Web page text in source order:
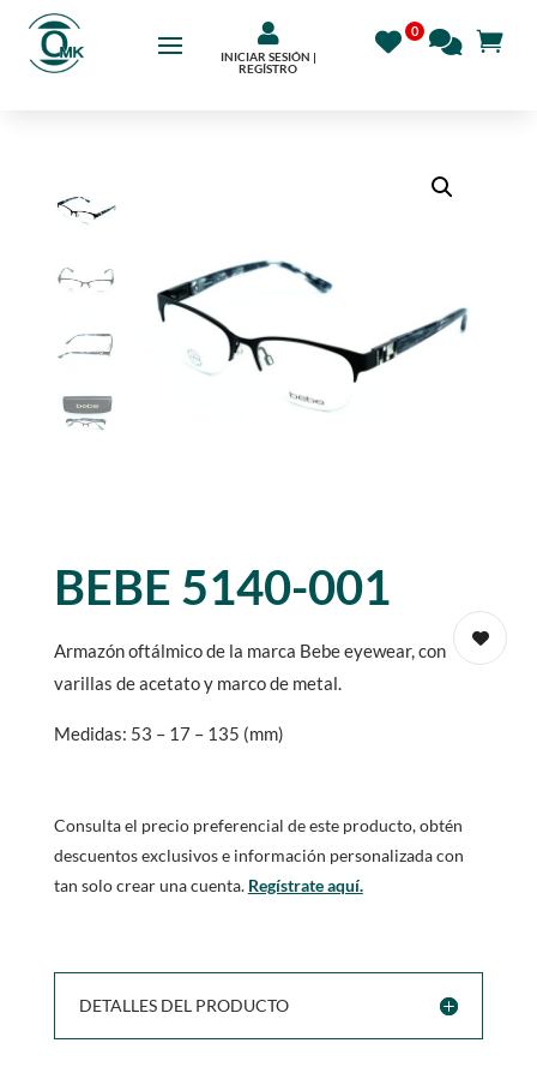

INICIAR SESIÓN |
REGÍSTRO
BEBE 5140-001
Armazón oftálmico de la marca Bebe eyewear, con
varillas de acetato y marco de metal.
Medidas: 53 – 17 – 135 (mm)
Consulta el precio preferencial de este producto, obtén
descuentos exclusivos e información personalizada con
tan solo crear una cuenta. Regístrate aquí.
DETALLES DEL PRODUCTO